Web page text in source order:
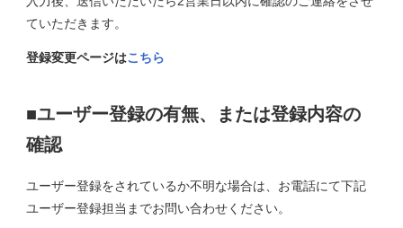
ていただきます。
登録変更ページはこちら
■ユーザー登録の有無、または登録内容の
確認
ユーザー登録をされているか不明な場合は、お電話にて下記
ユーザー登録担当までお問い合わせください。